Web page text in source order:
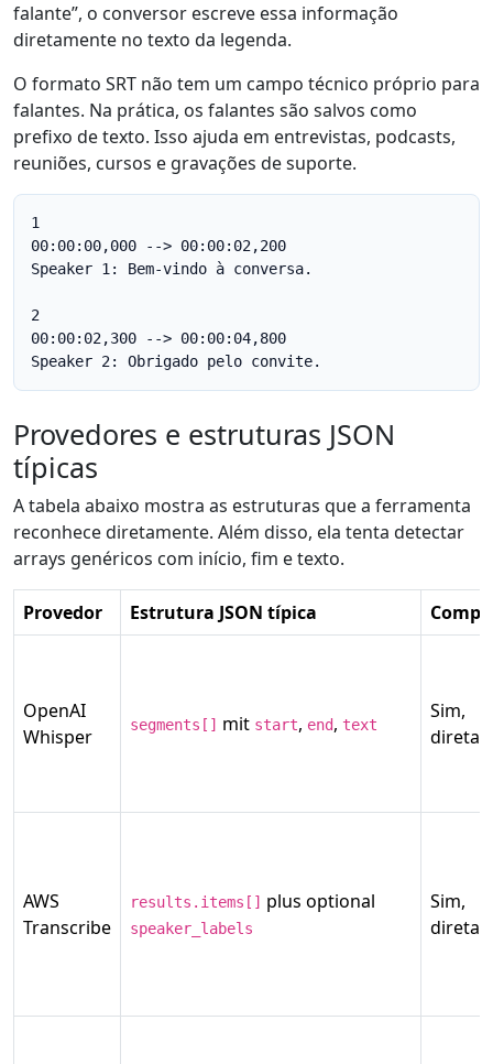
falante”, o conversor escreve essa informação
diretamente no texto da legenda.
O formato SRT não tem um campo técnico próprio para
falantes. Na prática, os falantes são salvos como
prefixo de texto. Isso ajuda em entrevistas, podcasts,
reuniões, cursos e gravações de suporte.
1
00:00:00,000 --> 00:00:02,200
Speaker 1: Bem-vindo à conversa.
2
00:00:02,300 --> 00:00:04,800
Speaker 2: Obrigado pelo convite.
Provedores e estruturas JSON
típicas
A tabela abaixo mostra as estruturas que a ferramenta
reconhece diretamente. Além disso, ela tenta detectar
arrays genéricos com início, fim e texto.
Provedor Estrutura JSON típica
OpenAI
Whisper
segments[] mit start, end, text
Sim,
AWS
Transcribe
results.items[] plus optional
speaker_labels
Sim,